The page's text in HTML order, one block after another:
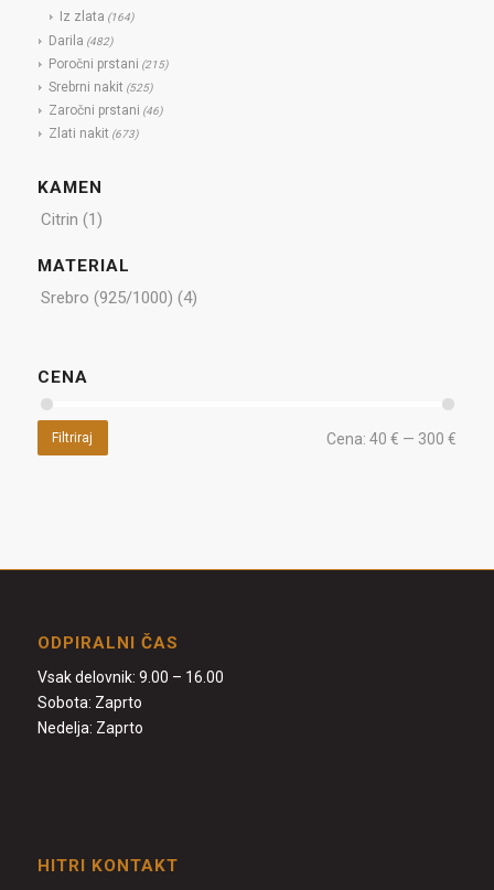
Iz zlata (164)
Darila (482)
Poročni prstani (215)
Srebrni nakit (525)
Zaročni prstani (46)
Zlati nakit (673)
KAMEN
Citrin (1)
MATERIAL
Srebro (925/1000) (4)
CENA
Filtriraj Cena:40 € — 300 €
ODPIRALNI ČAS
Vsak delovnik: 9.00 – 16.00
Sobota: Zaprto
Nedelja: Zaprto
HITRI KONTAKT